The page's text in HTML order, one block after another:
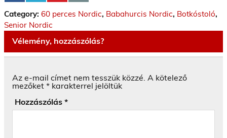
Category: 60 perces Nordic, Babahurcis Nordic, Botkóstoló,
Senior Nordic
Vélemény, hozzászólás?
Az e-mail címet nem tesszük közzé. A kötelező
mezőket * karakterrel jelöltük
Hozzászólás *